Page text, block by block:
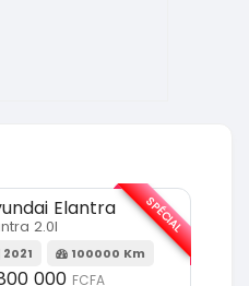
Elantra
2.0l
2021 100000 Km
000 FCFA
SPÉCIAL